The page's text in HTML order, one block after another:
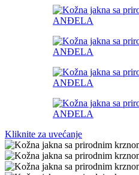
Kliknite za uvećanje